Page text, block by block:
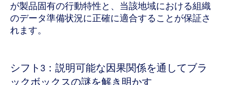
が製品固有の行動特性と、当該地域における組織
のデータ準備状況に正確に適合することが保証さ
れます。
シフト3：説明可能な因果関係を通してブラ
ックボックスの謎を解き明かす